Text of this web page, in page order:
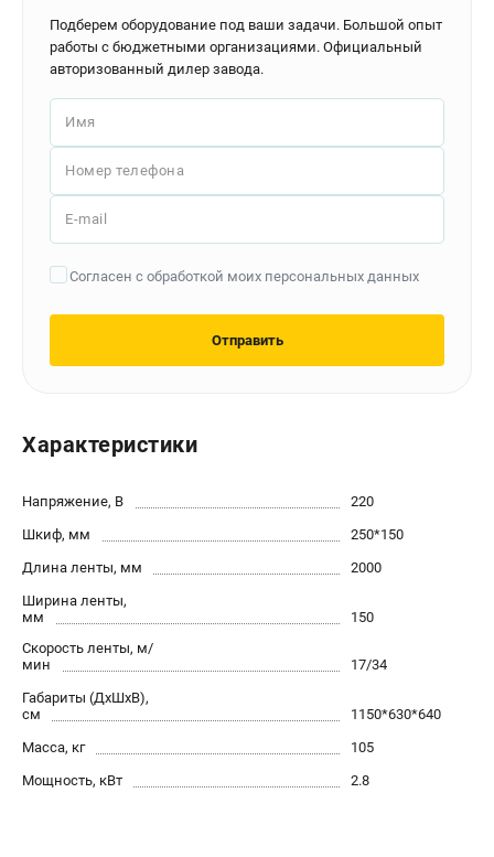
Новости
Пользовательское соглашение
ПОЛЕЗНЫЕ МАТЕРИАЛЫ
Как выбрать заточной станок?
Основные виды сверлильных станков и их назначение
Арматурогибы ручные и электрические
Токарные станки и их особенности
ТЕЛЕФОН (САНКТ-ПЕТЕРБУРГ)
+7 (812) 564-50-74
Информация размещённая на сайте не является публичной
8 (812) 564-50-74
zakaz@stalex-shop.ru
Подберем оборудование под ваши задачи. Большой опыт
работы с бюджетными организациями. Официальный
авторизованный дилер завода.
Имя
Номер телефона
E-mail
Согласен с обработкой моих персональных данных
Отправить
Характеристики
Напряжение, В
220
Шкиф, мм
250*150
Длина ленты, мм
2000
Ширина ленты,
мм
150
Скорость ленты, м/
мин
17/34
Габариты (ДхШхВ),
см
1150*630*640
Масса, кг
105
Мощность, кВт
2.8